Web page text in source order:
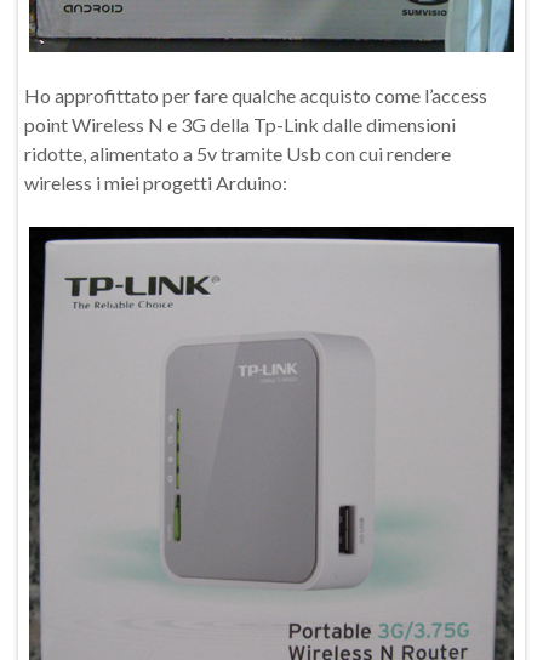
Ho approfittato per fare qualche acquisto come l’access
point Wireless N e 3G della Tp-Link dalle dimensioni
ridotte, alimentato a 5v tramite Usb con cui rendere
wireless i miei progetti Arduino: